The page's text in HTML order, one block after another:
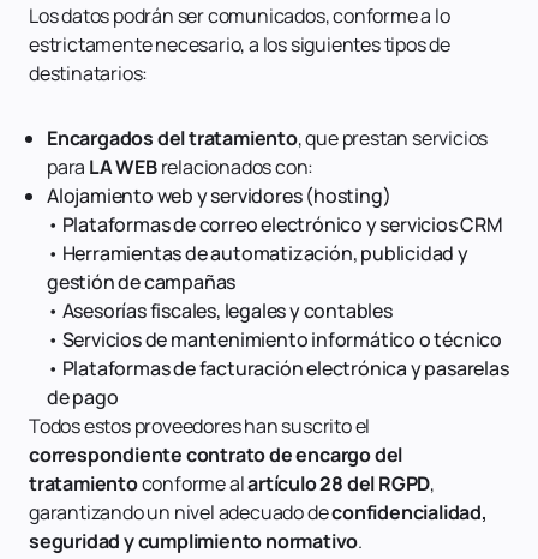
Los datos podrán ser comunicados, conforme a lo
estrictamente necesario, a los siguientes tipos de
destinatarios:
Encargados del tratamiento, que prestan servicios
para LA WEBrelacionados con:
Alojamiento web y servidores (hosting)
• Plataformas de correo electrónico y servicios CRM
• Herramientas de automatización, publicidad y
gestión de campañas
• Asesorías fiscales, legales y contables
• Servicios de mantenimiento informático o técnico
• Plataformas de facturación electrónica y pasarelas
de pago
Todos estos proveedores han suscrito el
correspondiente contrato de encargo del
tratamientoconforme alartículo 28 del RGPD,
garantizando un nivel adecuado deconfidencialidad,
seguridad y cumplimiento normativo.